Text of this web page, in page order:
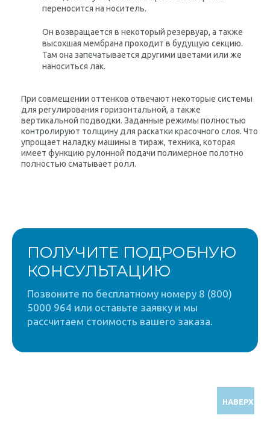
переносится на носитель.
Он возвращается в некоторый резервуар, а также
высохшая мембрана проходит в будущую секцию.
Там она запечатывается другими цветами или же
наноситься лак.
При совмещении оттенков отвечают некоторые системы
для регулирования горизонтальной, а также
вертикальной подводки. Заданные режимы полностью
контролируют толщину для раскатки красочного слоя. Что
упрощает наладку машины в тираж, техника, которая
имеет функцию рулонной подачи полимерное полотно
полностью сматывает ролл.
ПОЛУЧИТЕ ПОДРОБНУЮ
КОНСУЛЬТАЦИЮ
Позвоните по бесплатному номеру 8 (800)
5000 964 или оставьте заявку и мы
рассчитаем стоимость вашего заказа.
НАВЕРХ